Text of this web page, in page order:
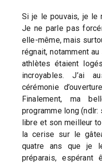
Si je le pouvais, je le
Je ne parle pas
elle-même, mais
régnait, notamment
athlètes étaient
incroyables. J’ai
cérémonie
Finalement, ma
programme long
libre et son meilleur
la cerise sur le
quatre ans que je
préparais, espérant